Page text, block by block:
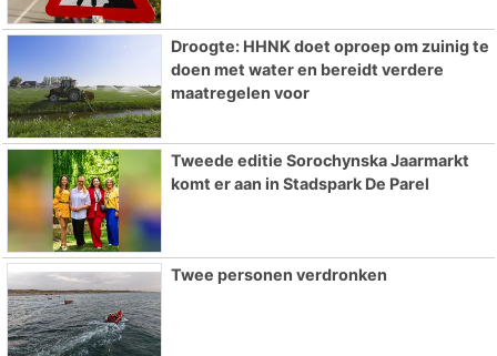
Droogte: HHNK doet oproep om zuinig te
doen met water en bereidt verdere
maatregelen voor
Tweede editie Sorochynska Jaarmarkt
komt er aan in Stadspark De Parel
Twee personen verdronken